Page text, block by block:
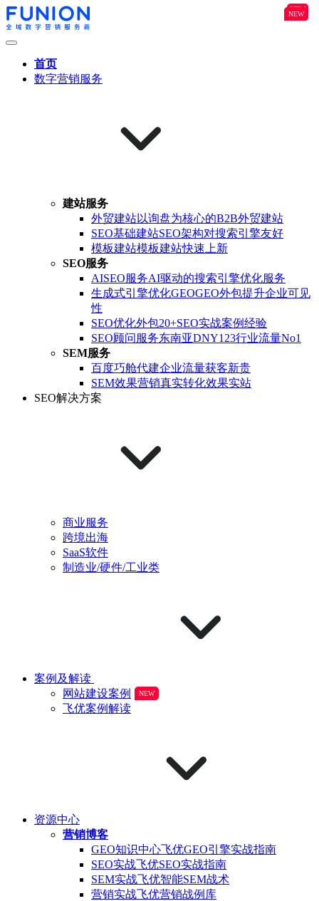
首页
数字营销服务
建站服务
外贸建站
B2B
以询盘为核心的B2B外贸建站
SEO基础建站SEO架构对搜索引擎友好
模板建站模板建站快速上新
SEO服务
AISEO服务AI驱动的搜索引擎优化服务
生成式引擎优化GEO
NEW
GEO外包提升企业可见
性
SEO优化外包20+SEO实战案例经验
SEO顾问服务东南亚DNY123行业流量No1
SEM服务
百度巧舱代建企业流量获客新贵
SEM效果营销真实转化效果实站
SEO解决方案
商业服务
跨境出海
SaaS软件
制造业/硬件/工业类
案例及解读
网站建设案例
NEW
飞优案例解读
资源中心
营销博客
GEO知识中心
NEW
飞优GEO引擎实战指南
SEO实战飞优SEO实战指南
SEM实战飞优智能SEM战术
营销实战飞优营销战例库
NEW